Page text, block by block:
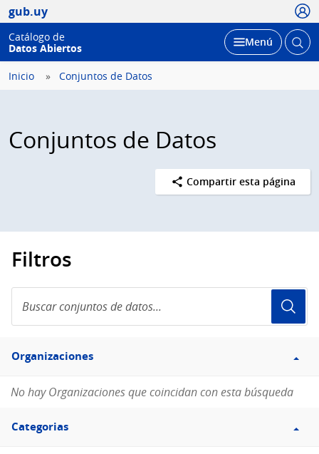
gub.uy
Catálogo de
Datos Abiertos
Desplegar
Menú Abrir
Inicio Conjuntos de Datos
Conjuntos de Datos
Compartir esta página
Filtros
conjuntos
de
Filtro
Organizaciones
Organizaciones
No hay Organizaciones que coincidan con esta búsqueda
Filtro
Categorias
Categorias